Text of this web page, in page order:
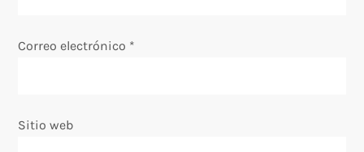
r
d
Correo electrónico *
Sitio web